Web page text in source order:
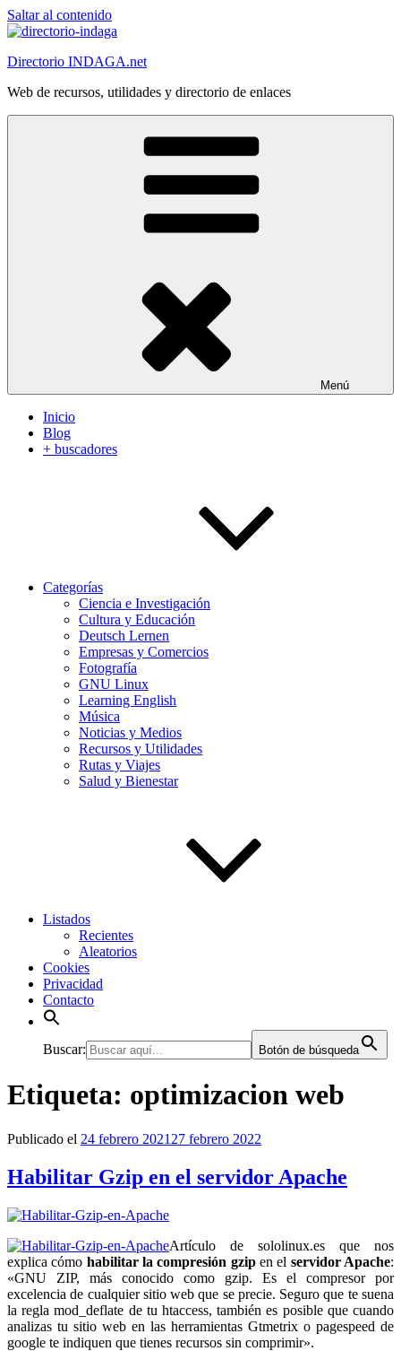
Saltar al contenido
Directorio INDAGA.net
Web de recursos, utilidades y directorio de enlaces
Menú
Inicio
Blog
+ buscadores
Categorías
Ciencia e Investigación
Cultura y Educación
Deutsch Lernen
Empresas y Comercios
Fotografía
GNU Linux
Learning English
Música
Noticias y Medios
Recursos y Utilidades
Rutas y Viajes
Salud y Bienestar
Listados
Recientes
Aleatorios
Cookies
Privacidad
Contacto
Buscar: Botón de búsqueda
Etiqueta: optimizacion web
Publicado el 24 febrero 2021 27 febrero 2022
Habilitar Gzip en el servidor Apache
Artículo de sololinux.es que nos
explica cómo habilitar la compresión gzipen el servidor Apache:
«GNU ZIP, más conocido como gzip. Es el compresor por
excelencia de cualquier sitio web que se precie. Seguro que te suena
la regla mod_deflate de tu htaccess, también es posible que cuando
analizas tu sitio web en las herramientas Gtmetrix o pagespeed de
google te indiquen que tienes recursos sin comprimir».